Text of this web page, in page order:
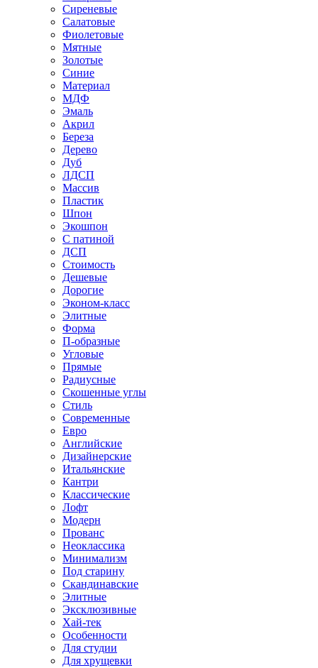
Сиреневые
Салатовые
Фиолетовые
Мятные
Золотые
Синие
Материал
МДФ
Эмаль
Акрил
Береза
Дерево
Дуб
ЛДСП
Массив
Пластик
Шпон
Экошпон
С патиной
ДСП
Стоимость
Дешевые
Дорогие
Эконом-класс
Элитные
Форма
П-образные
Угловые
Прямые
Радиусные
Скошенные углы
Стиль
Современные
Евро
Английские
Дизайнерские
Итальянские
Кантри
Классические
Лофт
Модерн
Прованс
Неоклассика
Минимализм
Под старину
Скандинавские
Элитные
Эксклюзивные
Хай-тек
Особенности
Для студии
Для хрущевки